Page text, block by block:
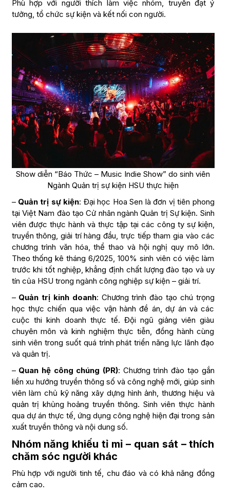
Phù hợp với người thích làm việc nhóm, truyền đạt ý
tưởng, tổ chức sự kiện và kết nối con người.
Show diễn “Báo Thức – Music Indie Show” do sinh viên
Ngành Quản trị sự kiện HSU thực hiện
– Quản trị sự kiện: Đại học Hoa Sen là đơn vị tiên phong
tại Việt Nam đào tạo Cử nhân ngành Quản trị Sự kiện. Sinh
viên được thực hành và thực tập tại các công ty sự kiện,
truyền thông, giải trí hàng đầu, trực tiếp tham gia vào các
chương trình văn hóa, thể thao và hội nghị quy mô lớn.
Theo thống kê tháng 6/2025, 100% sinh viên có việc làm
trước khi tốt nghiệp, khẳng định chất lượng đào tạo và uy
tín của HSU trong ngành công nghiệp sự kiện – giải trí.
– Quản trị kinh doanh: Chương trình đào tạo chú trọng
học thực chiến qua việc vận hành đề án, dự án và các
cuộc thi kinh doanh thực tế. Đội ngũ giảng viên giàu
chuyên môn và kinh nghiệm thực tiễn, đồng hành cùng
sinh viên trong suốt quá trình phát triển năng lực lãnh đạo
và quản trị.
– Quan hệ công chúng (PR): Chương trình đào tạo gắn
liền xu hướng truyền thông số và công nghệ mới, giúp sinh
viên làm chủ kỹ năng xây dựng hình ảnh, thương hiệu và
quản trị khủng hoảng truyền thông. Sinh viên thực hành
qua dự án thực tế, ứng dụng công nghệ hiện đại trong sản
xuất truyền thông và nội dung số.
Nhóm năng khiếu tỉ mỉ – quan sát – thích
chăm sóc người khác
Phù hợp với người tinh tế, chu đáo và có khả năng đồng
cảm cao.